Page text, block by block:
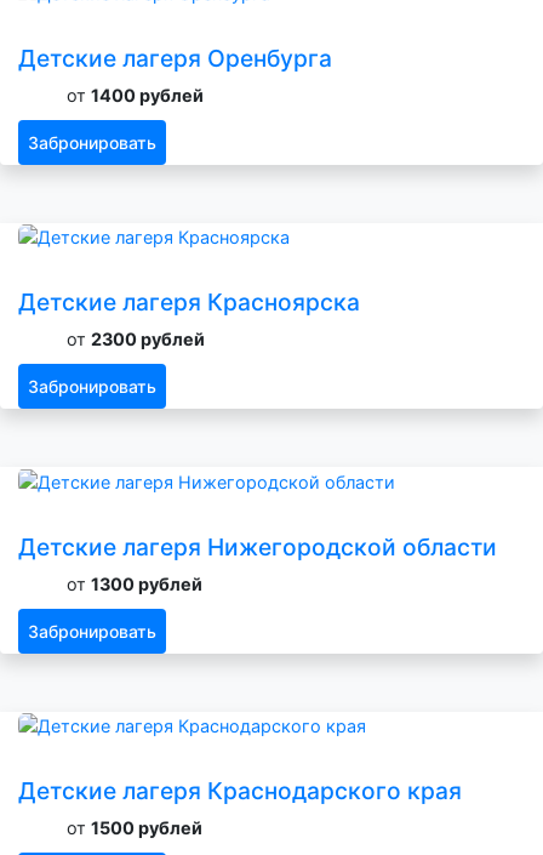
Детские лагеря Оренбурга
от 1400 рублей
Забронировать
Детские лагеря Красноярска
от 2300 рублей
Забронировать
Детские лагеря Нижегородской области
от 1300 рублей
Забронировать
Детские лагеря Краснодарского края
от 1500 рублей